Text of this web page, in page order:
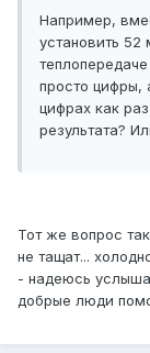
Например,
установить 52
просто цифры,
цифрах как
результата?
Тот же вопрос
не тащат...
- надеюсь
добрые люди